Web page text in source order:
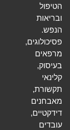
הטיפול
ובריאות
הנפש.
פסיכולוגים,
מרפאים
בעיסוק,
קלינאי
תקשורת,
מאבחנים
דידקטיים,
עובדים